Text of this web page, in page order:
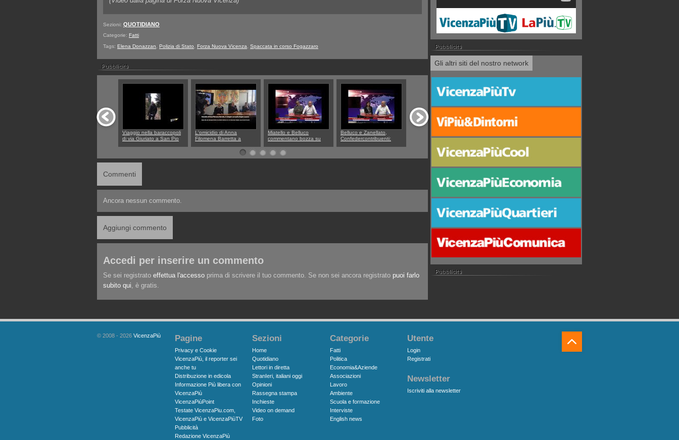
Sezioni: QUOTIDIANO
Categorie: Fatti
Tags: Elena Donazzan Polizia di Stato Forza Nuova Vicenza Spaccata in corso Fogazzaro
Viaggio nella baraccopoli
di via Giuriato a San Pio
L'omicidio di Anna
Filomena Barretta a
carabinieri di Vicenza sul
marito Angelo Lavarra:
Miatello e Belluco
commentano bozza su
Banca
Belluco e Zanellato,
Confedercontribuenti:
Rucco e Gabriele Verza
anagrafe e stato civile
entro l'anno torneranno in
Belluco e Zanellato:
usura
Vicenza Giuseppe
Commenti
Ancora nessun commento.
Aggiungi commento
Accedi per inserire un commento
Se sei registrato effettua l'accesso prima di scrivere il tuo commento. Se non sei ancora registrato puoi farlo
subito qui, è gratis.
Gli altri siti del nostro network
© 2008 - 2026 VicenzaPiù Pagine
Privacy e Cookie
VicenzaPiù, il reporter sei
anche tu
Distribuzione in edicola
Informazione Più libera con
VicenzaPiù
VicenzaPiùPoint
Testate VicenzaPiu.com,
VicenzaPiù e VicenzaPiùTV
Pubblicità
Redazione VicenzaPiù
Sezioni
Home
Quotidiano
Lettori in diretta
StranIeri, italiani oggi
Opinioni
Rassegna stampa
Inchieste
Video on demand
Foto
Categorie
Fatti
Politica
Economia&Aziende
Associazioni
Lavoro
Ambiente
Scuola e formazione
Interviste
English news
Utente
Login
Registrati
Newsletter
Iscriviti alla newsletter